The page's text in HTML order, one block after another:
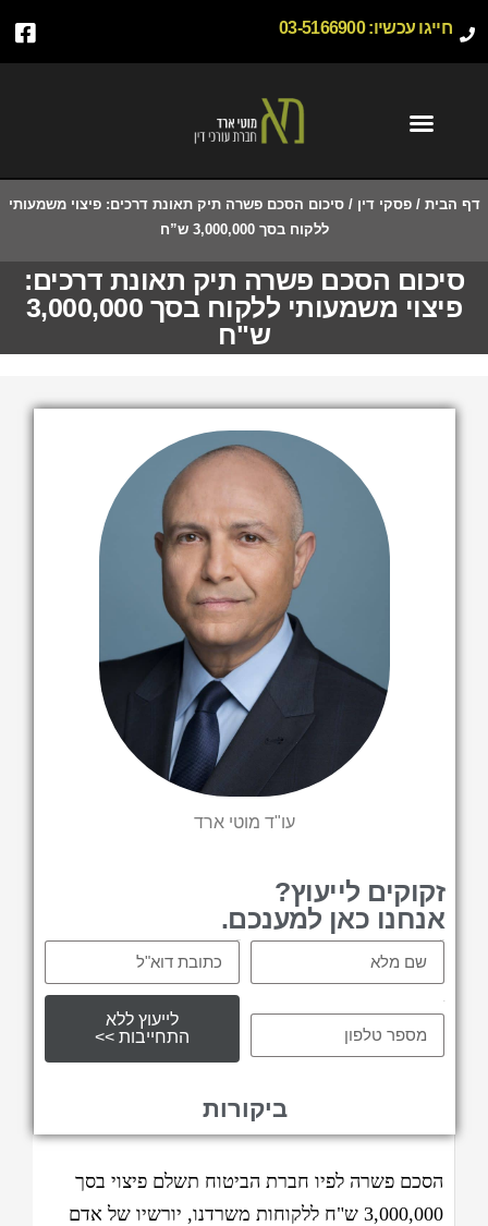
חייגו עכשיו:03-5166900
דף הבית /פסקי דין /סיכום הסכם פשרה תיק תאונת דרכים: פיצוי משמעותי
ללקוח בסך 3,000,000 ש”ח
סיכום הסכם פשרה תיק תאונת דרכים:
פיצוי משמעותי ללקוח בסך 3,000,000
ש"ח
הסכם פשרה לפיו חברת הביטוח תשלם פיצוי בסך
3,000,000 ש"ח ללקוחות משרדנו, יורשיו של אדם
עו"ד מוטי ארד
זקוקים לייעוץ?
אנחנו כאן למענכם.
לייעוץ ללא
התחייבות >>
ביקורות